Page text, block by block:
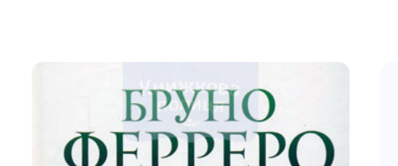
Свіжі надходження, актуальна
література та нові автори на нашій
полиці.
Історія
Книги
Нерелігійні